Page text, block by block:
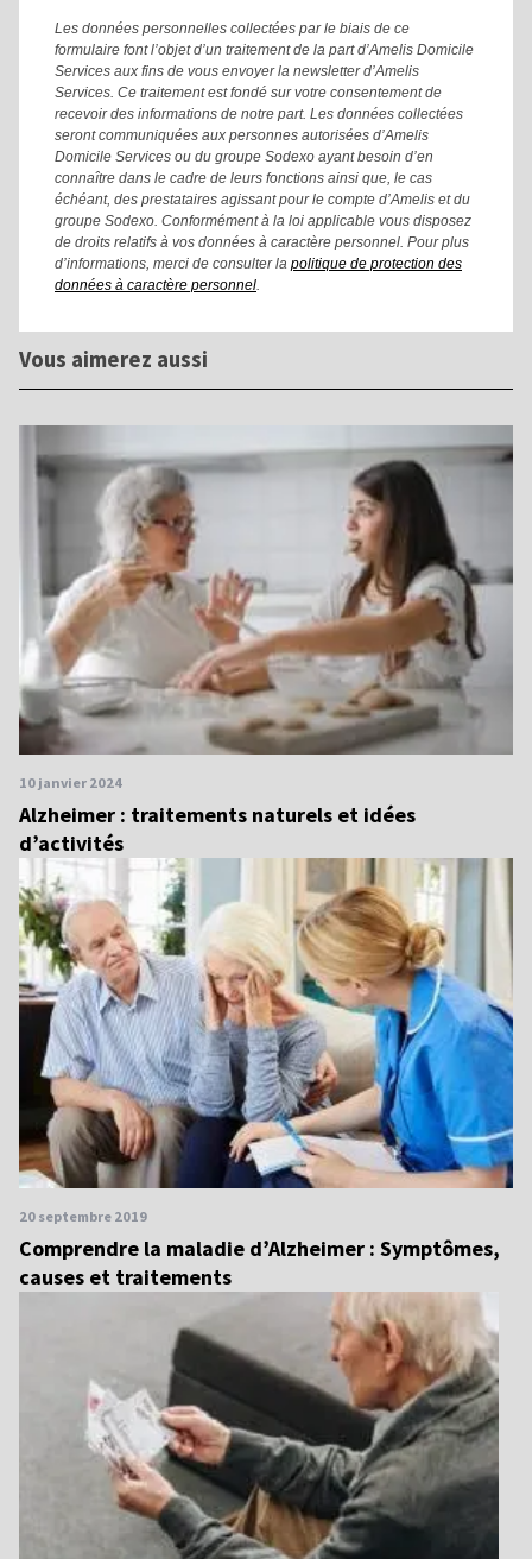
Les données personnelles collectées par le biais de ce
formulaire font l’objet d’un traitement de la part d’Amelis Domicile
Services aux fins de vous envoyer la newsletter d’Amelis
Services. Ce traitement est fondé sur votre consentement de
recevoir des informations de notre part. Les données collectées
seront communiquées aux personnes autorisées d’Amelis
Domicile Services ou du groupe Sodexo ayant besoin d’en
connaître dans le cadre de leurs fonctions ainsi que, le cas
échéant, des prestataires agissant pour le compte d’Amelis et du
groupe Sodexo. Conformément à la loi applicable vous disposez
de droits relatifs à vos données à caractère personnel. Pour plus
d’informations, merci de consulter la politique de protection des
données à caractère personnel.
Vous aimerez aussi
10 janvier 2024
Alzheimer : traitements naturels et idées
d’activités
20 septembre 2019
Comprendre la maladie d’Alzheimer : Symptômes,
causes et traitements